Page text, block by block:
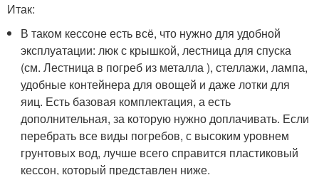
Итак:
В таком кессоне есть всё, что нужно для удобной
эксплуатации: люк с крышкой, лестница для спуска
(см. Лестница в погреб из металла ), стеллажи, лампа,
удобные контейнера для овощей и даже лотки для
яиц. Есть базовая комплектация, а есть
дополнительная, за которую нужно доплачивать. Если
перебрать все виды погребов, с высоким уровнем
грунтовых вод, лучше всего справится пластиковый
кессон, который представлен ниже.